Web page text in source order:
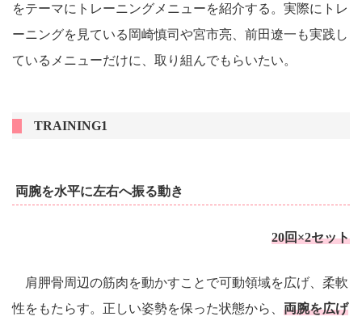
をテーマにトレーニングメニューを紹介する。実際にトレ
ーニングを見ている岡崎慎司や宮市亮、前田遼一も実践し
ているメニューだけに、取り組んでもらいたい。
TRAINING1
両腕を水平に左右へ振る動き
20回×2セット
肩胛骨周辺の筋肉を動かすことで可動領域を広げ、柔軟
性をもたらす。正しい姿勢を保った状態から、 両腕を広げ